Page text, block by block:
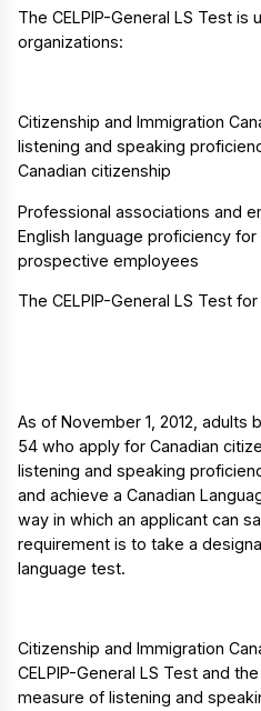
The CELPIP-General LS Test
organizations:
Citizenship and Immigration
listening and speaking
Canadian citizenship
Professional associations and
English language proficiency
prospective employees
The CELPIP-General LS Test
As of November 1, 2012, adults
54 who apply for Canadian
listening and speaking
and achieve a Canadian
way in which an applicant can
requirement is to take a
language test.
Citizenship and Immigration
CELPIP-General LS Test and
measure of listening and